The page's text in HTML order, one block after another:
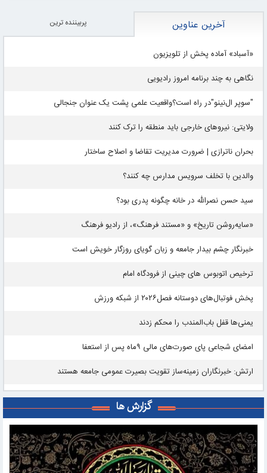
آخرین عناوین پربيننده ترين
«آسباد» آماده پخش از تلویزیون
نگاهی به چند برنامه امروز رادیویی
"سوپر ال‌نینو"در راه است؟واقعیت علمی پشت یک عنوان جنجالی
ولایتی: نیروهای خارجی باید منطقه را ترک کنند
بحران ناترازی | ضرورت مدیریت تقاضا و اصلاح ساختار
والدین با تخلف سرویس مدارس چه کنند؟
سید حسن نصرالله در خانه چگونه پدری بود؟
«سایه‌روشن تاریخ» و «مستند فرهنگ»، از رادیو فرهنگ
خبرنگار چشم بیدار جامعه و زبان گویای روزگار خویش است
ترخیص اتوبوس های چینی از فرودگاه امام
پخش فوتبال‌های دوستانه فصل۲۰۲۶ از شبکه ورزش
یمنی‌ها قفل باب‌المندب را محکم زدند
امضای شجاعی پای صورت‌های مالی ٩ماه پس از استعفا
ارتش: خبرنگاران زمینه‌ساز تقویت بصیرت عمومی جامعه هستند
گزارش ها